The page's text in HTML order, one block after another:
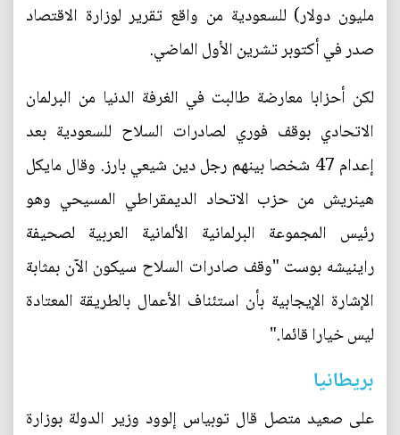
مليون دولار) للسعودية من واقع تقرير لوزارة الاقتصاد
صدر في أكتوبر تشرين الأول الماضي.
لكن أحزابا معارضة طالبت في الغرفة الدنيا من البرلمان
الاتحادي بوقف فوري لصادرات السلاح للسعودية بعد
إعدام 47 شخصا بينهم رجل دين شيعي بارز. وقال مايكل
هينريش من حزب الاتحاد الديمقراطي المسيحي وهو
رئيس المجموعة البرلمانية الألمانية العربية لصحيفة
راينيشه بوست "وقف صادرات السلاح سيكون الآن بمثابة
الإشارة الإيجابية بأن استئناف الأعمال بالطريقة المعتادة
ليس خيارا قائما."
بريطانيا
على صعيد متصل قال توبياس إلوود وزير الدولة بوزارة